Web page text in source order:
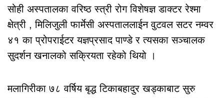
सोही अस्पतालका वरिष्ठ स्त्री रोग विशेषज्ञ डाक्टर रेश्मा
क्षेत्री , मिलिजुली फार्मेसी अस्पताललाईन वुटवल सटर नम्वर
४१ का प्रोपराईटर यज्ञप्रसाद पाण्डे र त्यसका सञ्चालक
सुदर्शन खनालको सक्रियता रहेको थियो ।
मलागिरीका ७८ वर्षिय बृद्ध टिकाबहादुर खड्काबाट सुरु